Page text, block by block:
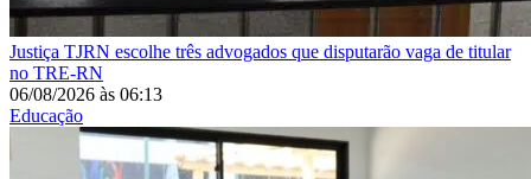
Justiça TJRN escolhe três advogados que disputarão vaga de titular
no TRE-RN
06/08/2026 às 06:13
Educação